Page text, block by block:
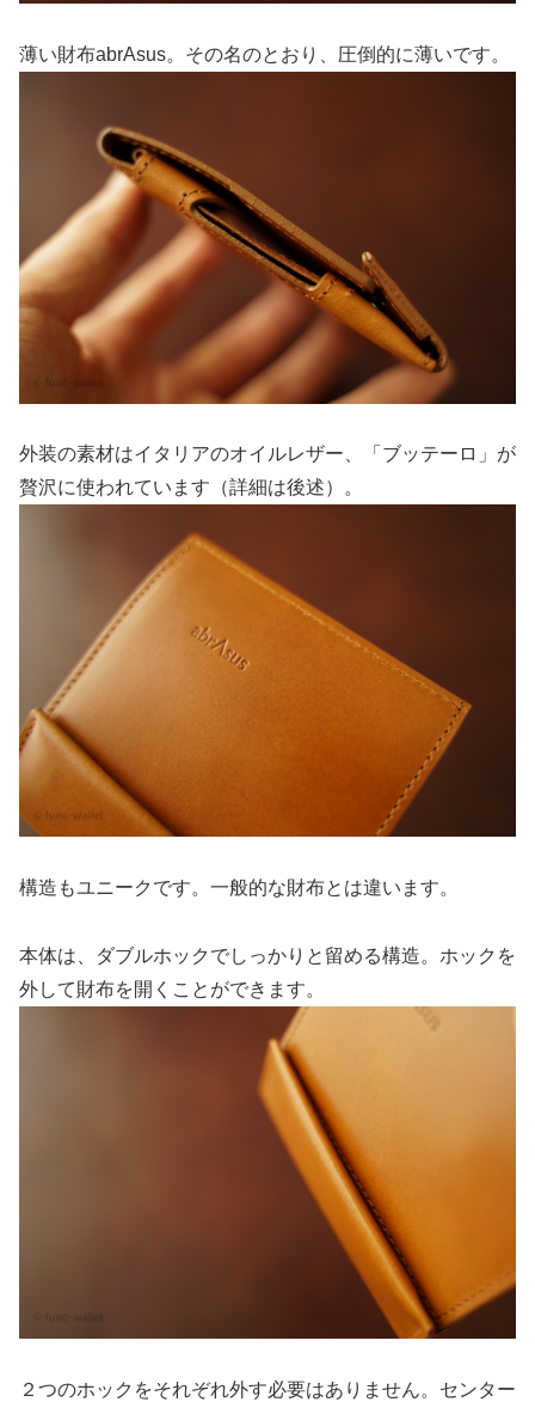
薄い財布abrAsus。その名のとおり、圧倒的に薄いです。
外装の素材はイタリアのオイルレザー、「ブッテーロ」が
贅沢に使われています（詳細は後述）。
構造もユニークです。一般的な財布とは違います。
本体は、ダブルホックでしっかりと留める構造。ホックを
外して財布を開くことができます。
２つのホックをそれぞれ外す必要はありません。センター